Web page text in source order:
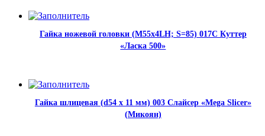
Гайка ножевой головки (М55х4LH; S=85) 017С Куттер
«Ласка 500»
Гайка шлицевая (d54 х 11 мм) 003 Слайсер «Mega Slicer»
(Микоян)